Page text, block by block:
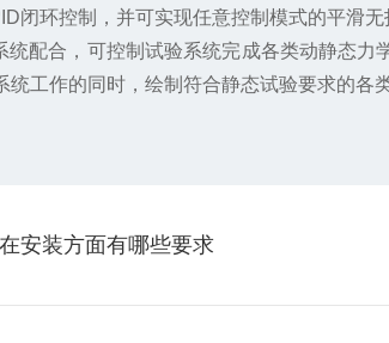
环控制，并可实现任意控制模式的平滑无
合，可控制试验系统完成各类动静态力
工作的同时，绘制符合静态试验要求的各
安装方面有哪些要求